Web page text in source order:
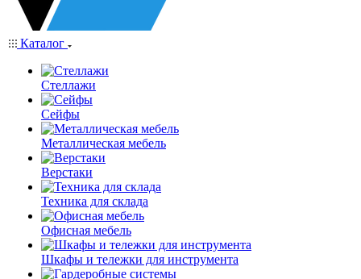
Каталог
Стеллажи
Сейфы
Металлическая мебель
Верстаки
Техника для склада
Офисная мебель
Шкафы и тележки для инструмента